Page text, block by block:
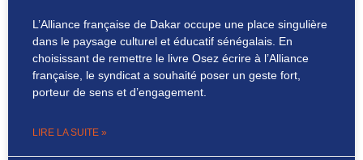
L’Alliance française de Dakar occupe une place singulière
dans le paysage culturel et éducatif sénégalais. En
choisissant de remettre le livre Osez écrire à l’Alliance
française, le syndicat a souhaité poser un geste fort,
porteur de sens et d’engagement.
LIRE LA SUITE »